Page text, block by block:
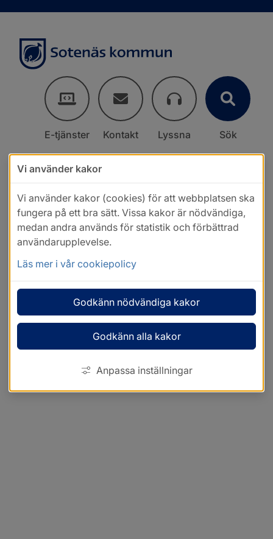
E-tjänster Kontakt Lyssna Sök
Vi använder kakor
Vi använder kakor (cookies) för att webbplatsen ska
fungera på ett bra sätt. Vissa kakor är nödvändiga,
medan andra används för statistik och förbättrad
användarupplevelse.
Läs mer i vår cookiepolicy
Godkänn nödvändiga kakor
Godkänn alla kakor
Anpassa inställningar